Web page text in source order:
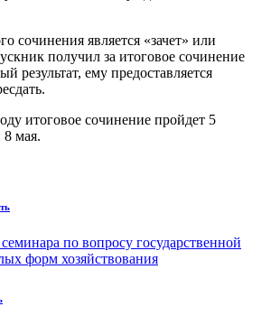
сочинения является «зачет» или
получил за итоговое сочинение
результат, ему предоставляется
итоговое сочинение пройдет 5
8 мая.
по вопросу государственной
форм хозяйствования